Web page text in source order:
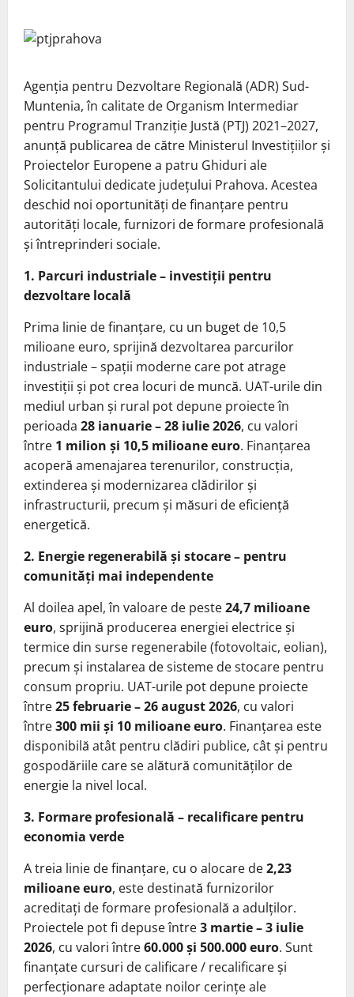
Agenția pentru Dezvoltare Regională (ADR) Sud-
Muntenia, în calitate de Organism Intermediar
pentru Programul Tranziție Justă (PTJ) 2021–2027,
anunță publicarea de către Ministerul Investițiilor și
Proiectelor Europene a patru Ghiduri ale
Solicitantului dedicate județului Prahova. Acestea
deschid noi oportunități de finanțare pentru
autorități locale, furnizori de formare profesională
și întreprinderi sociale.
1. Parcuri industriale – investiții pentru
dezvoltare locală
Prima linie de finanțare, cu un buget de 10,5
milioane euro, sprijină dezvoltarea parcurilor
industriale – spații moderne care pot atrage
investiții și pot crea locuri de muncă. UAT-urile din
mediul urban și rural pot depune proiecte în
perioada 28 ianuarie – 28 iulie 2026, cu valori
între 1 milion și 10,5 milioane euro. Finanțarea
acoperă amenajarea terenurilor, construcția,
extinderea și modernizarea clădirilor și
infrastructurii, precum și măsuri de eficiență
energetică.
2. Energie regenerabilă și stocare – pentru
comunități mai independente
Al doilea apel, în valoare de peste24,7 milioane
euro, sprijină producerea energiei electrice și
termice din surse regenerabile (fotovoltaic, eolian),
precum și instalarea de sisteme de stocare pentru
consum propriu. UAT-urile pot depune proiecte
între25 februarie – 26 august 2026, cu valori
între300 mii și 10 milioane euro. Finanțarea este
disponibilă atât pentru clădiri publice, cât și pentru
gospodăriile care se alătură comunităților de
energie la nivel local.
3. Formare profesională – recalificare pentru
economia verde
A treia linie de finanțare, cu o alocare de2,23
milioane euro, este destinată furnizorilor
acreditați de formare profesională a adulților.
Proiectele pot fi depuse între3 martie – 3 iulie
2026, cu valori între60.000 și 500.000 euro. Sunt
finanțate cursuri de calificare / recalificare și
perfecționare adaptate noilor cerințe ale